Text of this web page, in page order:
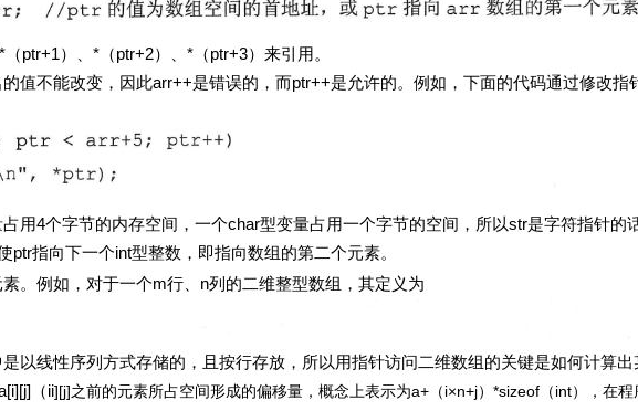
、*（ptr+2）、*（ptr+3）来引用。
变，因此arr++是错误的，而ptr++是允许的。例如，下面的代码通过修改指
节的内存空间，一个char型变量占用一个字节的空间，所以str是字符指针的
指向下一个int型整数，即指向数组的第二个元素。
如，对于一个m行、 n列的二维整型数组，其定义为
列方式存储的，且按行存放，所以用指针访问二维数组的关键是如何计算出
i][j]（ii][j]之前的元素所占空间形成的偏移量，概念上表示为a+（i×n+j）*sizeof（int），在程